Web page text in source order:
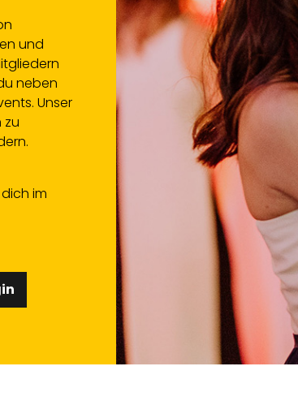
und
neben
Unser
zu
im